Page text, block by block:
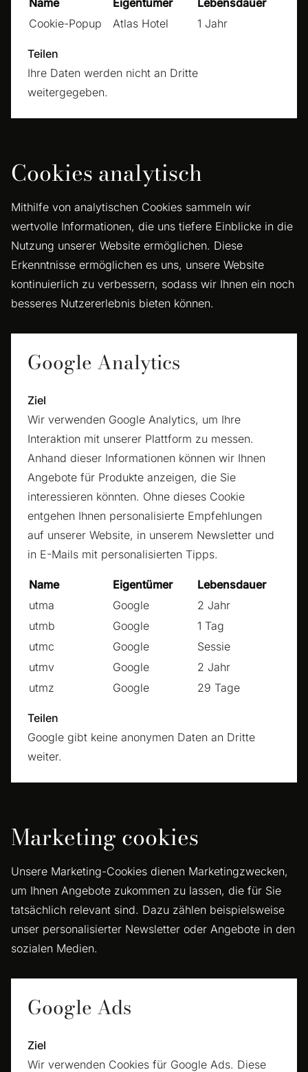
Name Eigentümer
Lebensdauer
Cookie-Popup
Atlas Hotel 1 Jahr
Teilen
Ihre Daten werden nicht an Dritte
weitergegeben.
Cookies analytisch
Mithilfe von analytischen Cookies sammeln wir
wertvolle Informationen, die uns tiefere Einblicke in die
Nutzung unserer Website ermöglichen. Diese
Erkenntnisse ermöglichen es uns, unsere Website
kontinuierlich zu verbessern, sodass wir Ihnen ein noch
besseres Nutzererlebnis bieten können.
Google Analytics
Ziel
Wir verwenden Google Analytics, um Ihre
Interaktion mit unserer Plattform zu messen.
Anhand dieser Informationen können wir Ihnen
Angebote für Produkte anzeigen, die Sie
interessieren könnten. Ohne dieses Cookie
entgehen Ihnen personalisierte Empfehlungen
auf unserer Website, in unserem Newsletter und
in E-Mails mit personalisierten Tipps.
Name Eigentümer
Lebensdauer
utma
Google
2 Jahr
utmb
Google
1 Tag
utmc
Google
Sessie
utmv
Google
2 Jahr
utmz
Google 29 Tage
Teilen
Google gibt keine anonymen Daten an Dritte
weiter.
Marketing cookies
Unsere Marketing-Cookies dienen Marketingzwecken,
um Ihnen Angebote zukommen zu lassen, die für Sie
tatsächlich relevant sind. Dazu zählen beispielsweise
unser personalisierter Newsletter oder Angebote in den
sozialen Medien.
Google Ads
Ziel
Wir verwenden Cookies für Google Ads. Diese